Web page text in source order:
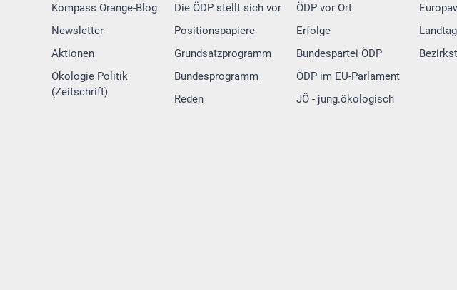
Kompass Orange-Blog
Newsletter
Aktionen
Ökologie Politik
(Zeitschrift)
Die ÖDP stellt sich vor
Positionspapiere
Grundsatzprogramm
Bundesprogramm
Reden
ÖDP vor Ort
Erfolge
Bundespartei ÖDP
ÖDP im EU-Parlament
JÖ - jung.ökologisch